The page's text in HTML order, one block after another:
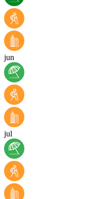
jun
jul